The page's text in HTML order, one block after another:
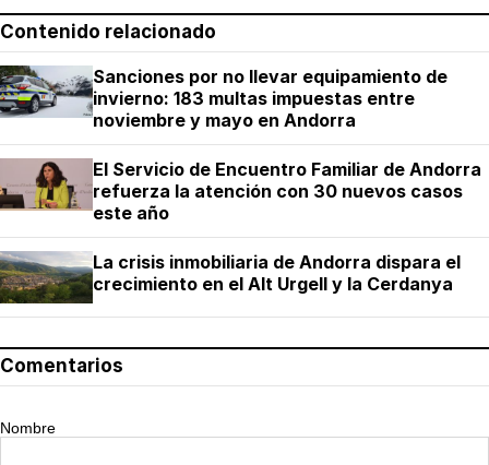
Contenido relacionado
Sanciones por no llevar equipamiento de
invierno: 183 multas impuestas entre
noviembre y mayo en Andorra
El Servicio de Encuentro Familiar de Andorra
refuerza la atención con 30 nuevos casos
este año
La crisis inmobiliaria de Andorra dispara el
crecimiento en el Alt Urgell y la Cerdanya
Comentarios
Nombre